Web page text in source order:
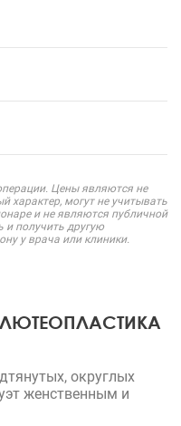
Цены являются не
характер, могут не учитывать
и не являются публичной
и получить другую
у врача или клиники.
округлых
женственным и